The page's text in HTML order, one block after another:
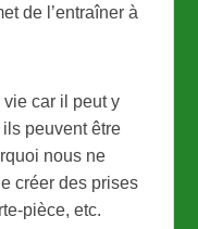
de l’entraîner à
vie car il peut y
peuvent être
nous ne
créer des prises
pièce, etc.